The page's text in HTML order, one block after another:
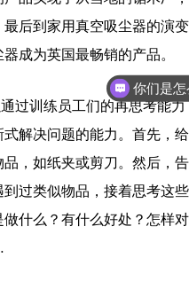
最后到家用真空吸尘器的演
成为英国最畅销的产品。
训练员工们的再思考能力
式解决问题的能力。首先，
品，如纸夹或剪刀。然后，
过类似物品，接着思考这些
做什么？有什么好处？怎样
你们是怎